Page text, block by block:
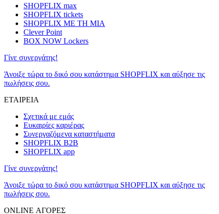
SHOPFLIX max
SHOPFLIX tickets
SHOPFLIX ΜΕ ΤΗ ΜΙΑ
Clever Point
BOX NOW Lockers
Γίνε συνεργάτης!
Άνοιξε τώρα το δικό σου κατάστημα SHOPFLIX και αύξησε τις
πωλήσεις σου.
ΕΤΑΙΡΕΙΑ
Σχετικά με εμάς
Ευκαιρίες καριέρας
Συνεργαζόμενα καταστήματα
SHOPFLIX B2B
SHOPFLIX app
Γίνε συνεργάτης!
Άνοιξε τώρα το δικό σου κατάστημα SHOPFLIX και αύξησε τις
πωλήσεις σου.
ONLINE ΑΓΟΡΕΣ